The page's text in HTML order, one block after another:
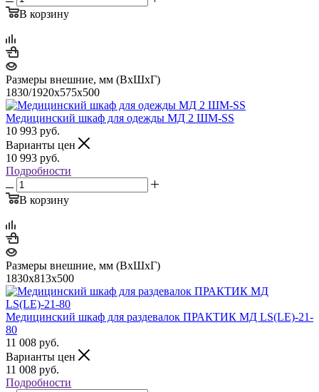
В корзину
Размеры внешние, мм (ВхШхГ)
1830/1920x575x500
Медицинский шкаф для одежды МД 2 ШМ-SS
10 993 руб.
Варианты цен
10 993 руб.
Подробности
В корзину
Размеры внешние, мм (ВхШхГ)
1830x813x500
Медицинский шкаф для раздевалок ПРАКТИК МД LS(LE)-21-
80
11 008 руб.
Варианты цен
11 008 руб.
Подробности